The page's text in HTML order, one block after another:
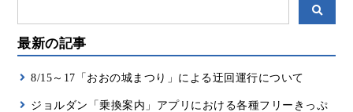
ジョルダン
最新の記事
8/15～17「おおの城まつり」による迂回運行について
ジョルダン「乗換案内」アプリにおける各種フリーきっぷ